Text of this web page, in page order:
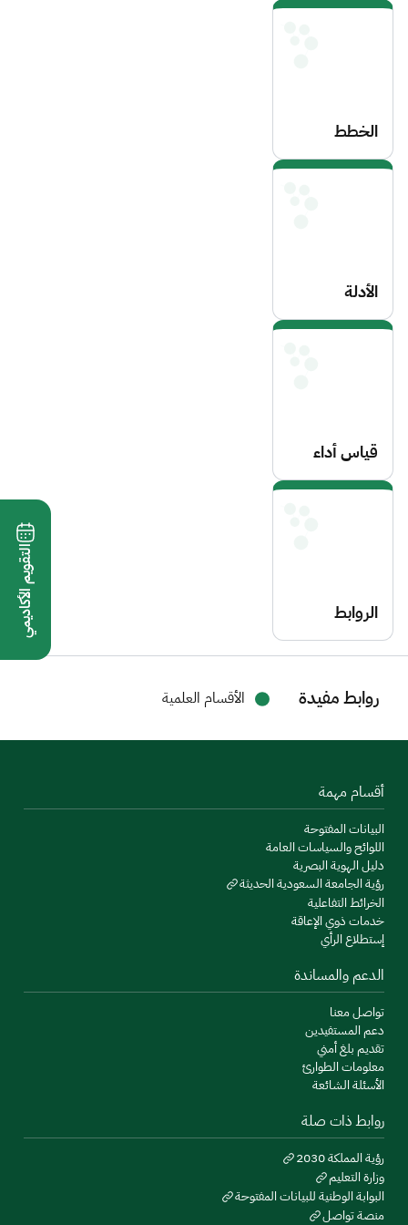
التقويم الأكاديمي
الخطط
الدراسية
الأدلة
الإرشادية
قياس أداء
الكلية
الروابط
والاستبانات
روابط مفيدة الأقسام العلمية
أقسام مهمة
البيانات المفتوحة
اللوائح والسياسات العامة
دليل الهوية البصرية
رؤية الجامعة السعودية الحديثة
الخرائط التفاعلية
خدمات ذوي الإعاقة
إستطلاع الرأي
الدعم والمساندة
تواصل معنا
دعم المستفيدين
تقديم بلغ أمني
معلومات الطوارئ
الأسئلة الشائعة
روابط ذات صلة
رؤية المملكة 2030
وزارة التعليم
البوابة الوطنية للبيانات المفتوحة
منصة تواصل